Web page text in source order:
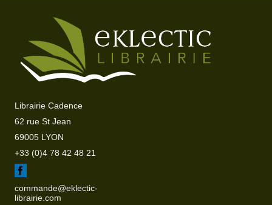
Librairie Cadence
62 rue St Jean
69005 LYON
+33 (0)4 78 42 48 21
commande@eklectic-
librairie.com